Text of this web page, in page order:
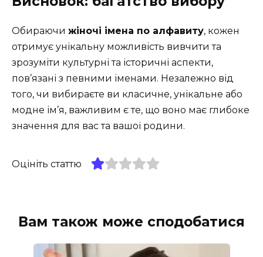
Обираючи жіночі імена по алфавиту, кожен
отримує унікальну можливість вивчити та
зрозуміти культурні та історичні аспекти,
пов’язані з певними іменами. Незалежно від
того, чи вибираєте ви класичне, унікальне або
модне ім’я, важливим є те, що воно має глибоке
значення для вас та вашої родини.
Оцініть статтю
Вам також може сподобатися